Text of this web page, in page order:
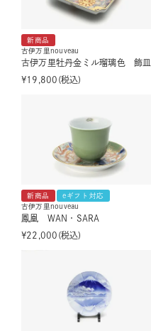
新商品
古伊万里nouveau
古伊万里牡丹金ミル瑠璃色 飾皿
¥19,800 税込
新商品
eギフト対応
古伊万里nouveau
鳳凰 WAN・SARA
¥22,000 税込